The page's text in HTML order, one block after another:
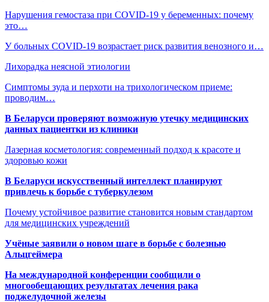
Нарушения гемостаза при COVID-19 у беременных: почему
это…
У больных COVID-19 возрастает риск развития венозного и…
Лихорадка неясной этиологии
Симптомы зуда и перхоти на трихологическом приеме:
проводим…
В Беларуси проверяют возможную утечку медицинских
данных пациентки из клиники
Лазерная косметология: современный подход к красоте и
здоровью кожи
В Беларуси искусственный интеллект планируют
привлечь к борьбе с туберкулезом
Почему устойчивое развитие становится новым стандартом
для медицинских учреждений
Учёные заявили о новом шаге в борьбе с болезнью
Альцгеймера
На международной конференции сообщили о
многообещающих результатах лечения рака
поджелудочной железы